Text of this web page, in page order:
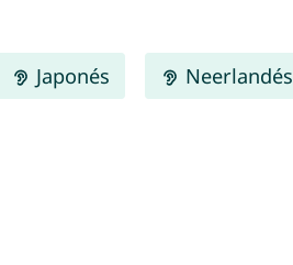
Japonés Neerlandés